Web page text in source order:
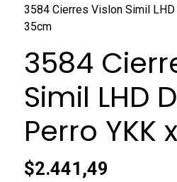
3584 Cierres Vislon Simil
35cm
3584
Simil LHD
Perro YKK
$2.441,49